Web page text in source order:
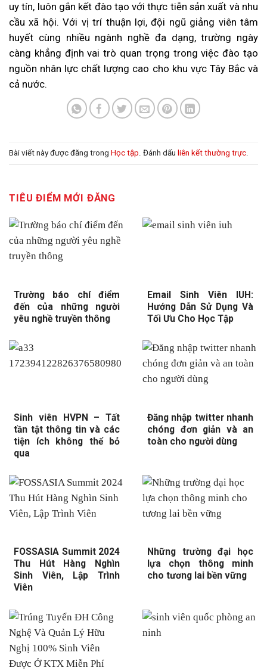
uy tín, luôn gắn kết đào tạo với thực tiễn sản xuất và nhu
cầu xã hội. Với vị trí thuận lợi, đội ngũ giảng viên tâm
huyết cùng nhiều ngành nghề đa dạng, trường ngày
càng khẳng định vai trò quan trọng trong việc đào tạo
nguồn nhân lực chất lượng cao cho khu vực Tây Bắc và
cả nước.
Bài viết này được đăng trong Học tập . Đánh dấu liên kết thường trực
TIÊU ĐIỂM MỚI ĐĂNG
Trường báo chí điểm
đến của những người
yêu nghề truyền thông
Email Sinh Viên IUH:
Hướng Dẫn Sử Dụng Và
Tối Ưu Cho Học Tập
Sinh viên HVPN – Tất
tần tật thông tin và các
tiện ích không thể bỏ
qua
Đăng nhập twitter nhanh
chóng đơn giản và an
toàn cho người dùng
FOSSASIA Summit 2024
Thu Hút Hàng Nghìn
Sinh Viên, Lập Trình
Viên
Những trường đại học
lựa chọn thông minh
cho tương lai bền vững